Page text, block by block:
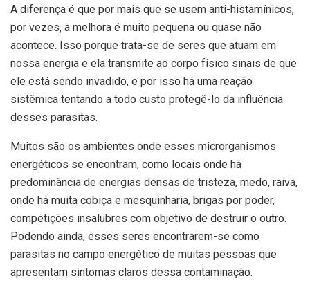
A diferença é que por mais que se usem anti-histamínicos,
por vezes, a melhora é muito pequena ou quase não
acontece. Isso porque trata-se de seres que atuam em
nossa energia e ela transmite ao corpo físico sinais de que
ele está sendo invadido, e por isso há uma reação
sistêmica tentando a todo custo protegê-lo da influência
desses parasitas.
Muitos são os ambientes onde esses microrganismos
energéticos se encontram, como locais onde há
predominância de energias densas de tristeza, medo, raiva,
onde há muita cobiça e mesquinharia, brigas por poder,
competições insalubres com objetivo de destruir o outro.
Podendo ainda, esses seres encontrarem-se como
parasitas no campo energético de muitas pessoas que
apresentam sintomas claros dessa contaminação.